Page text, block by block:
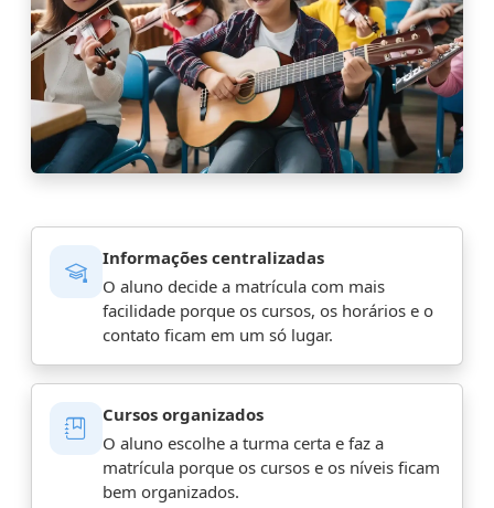
Informações centralizadas
O aluno decide a matrícula com mais
facilidade porque os cursos, os horários e o
contato ficam em um só lugar.
Cursos organizados
O aluno escolhe a turma certa e faz a
matrícula porque os cursos e os níveis ficam
bem organizados.